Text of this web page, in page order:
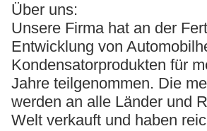
Über uns:
Unsere Firma hat an der
Entwicklung von
Kondensatorprodukten für
Jahre teilgenommen. Die
werden an alle Länder und
Welt verkauft und haben